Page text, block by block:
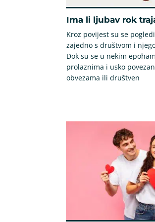
Ima li ljubav rok
Kroz povijest su se
zajedno s društvom i
Dok su se u nekim
prolaznima i usko
obvezama ili društven